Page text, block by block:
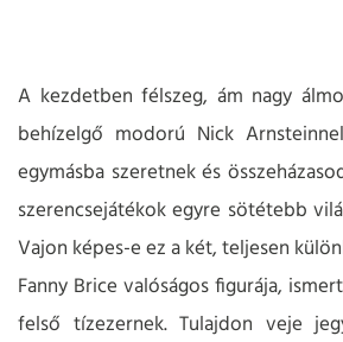
A kezdetben félszeg, ám nagy
behízelgő modorú Nick
egymásba szeretnek és
szerencsejátékok egyre sötétebb
Vajon képes-e ez a két, teljesen
Fanny Brice valóságos figurája,
felső tízezernek. Tulajdon veje